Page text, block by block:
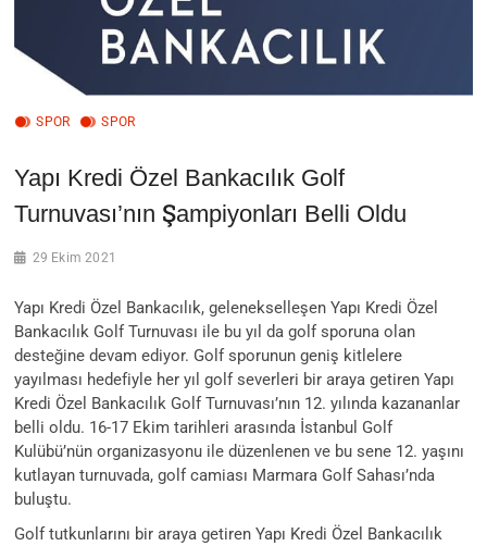
SPOR SPOR
Yapı Kredi Özel Bankacılık Golf
Turnuvası’nın Şampiyonları Belli Oldu
29 Ekim 2021
Yapı Kredi Özel Bankacılık, gelenekselleşen Yapı Kredi Özel
Bankacılık Golf Turnuvası ile bu yıl da golf sporuna olan
desteğine devam ediyor. Golf sporunun geniş kitlelere
yayılması hedefiyle her yıl golf severleri bir araya getiren Yapı
Kredi Özel Bankacılık Golf Turnuvası’nın 12. yılında kazananlar
belli oldu. 16-17 Ekim tarihleri arasında İstanbul Golf
Kulübü’nün organizasyonu ile düzenlenen ve bu sene 12. yaşını
kutlayan turnuvada, golf camiası Marmara Golf Sahası’nda
buluştu.
Golf tutkunlarını bir araya getiren Yapı Kredi Özel Bankacılık